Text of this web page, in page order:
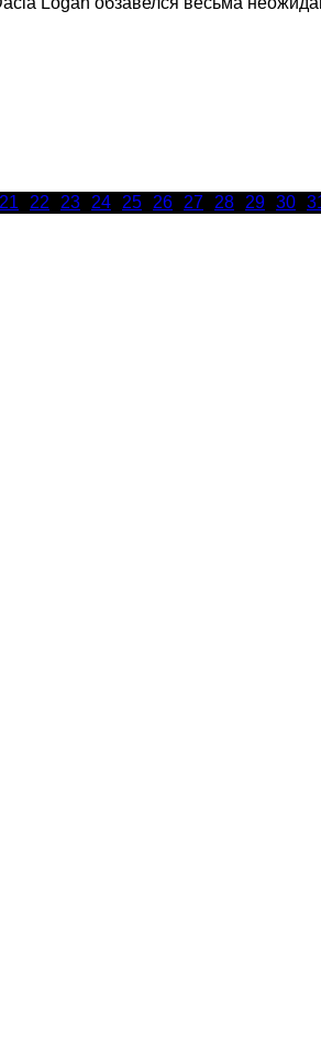
21 22 23 24 25 26 27 28 29 30